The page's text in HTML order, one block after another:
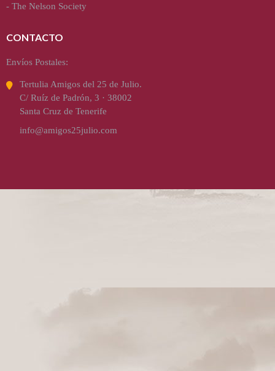
- The Nelson Society
CONTACTO
Envíos Postales:
Tertulia Amigos del 25 de Julio.
C/ Ruíz de Padrón, 3 · 38002
Santa Cruz de Tenerife
info@amigos25julio.com